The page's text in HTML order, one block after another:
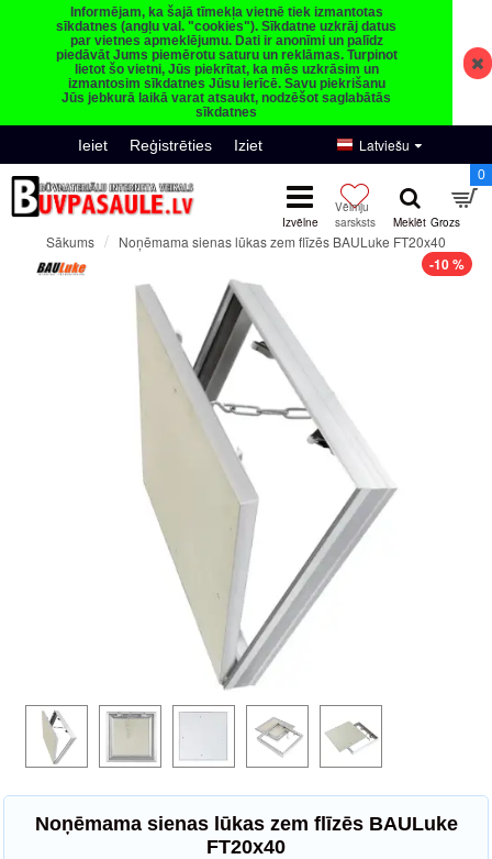
Informējam, ka šajā tīmekļa vietnē tiek izmantotas
sīkdatnes (angļu val. "cookies"). Sīkdatne uzkrāj datus
par vietnes apmeklējumu. Dati ir anonīmi un palīdz
piedāvāt Jums piemērotu saturu un reklāmas. Turpinot
lietot šo vietni, Jūs piekrītat, ka mēs uzkrāsim un
izmantosim sīkdatnes Jūsu ierīcē. Savu piekrišanu
Jūs jebkurā laikā varat atsaukt, nodzēšot saglabātās
sīkdatnes
Ieiet Reģistrēties Iziet Latviešu
0
Sākums Noņēmama sienas lūkas zem flīzēs BAULuke FT20x40
-10 %
Noņēmama sienas lūkas zem flīzēs BAULuke
FT20x40